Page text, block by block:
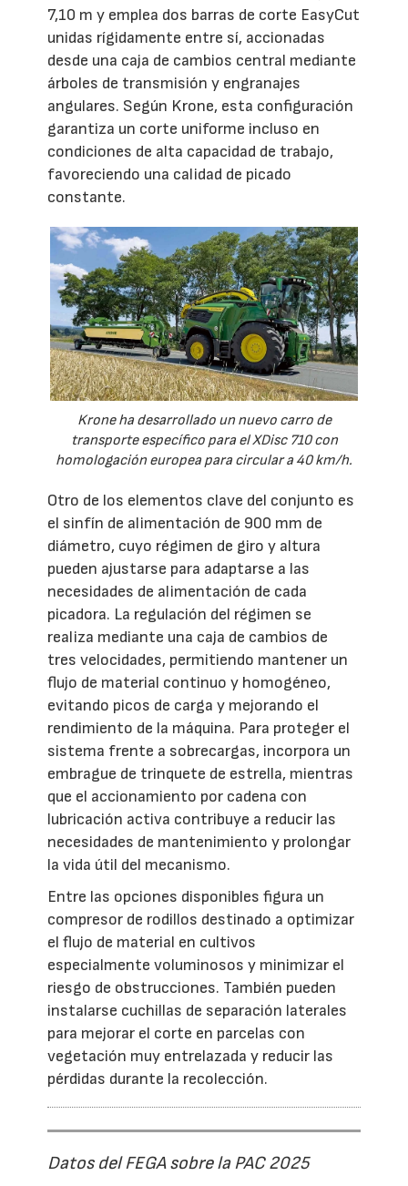
7,10 m y emplea dos barras de corte EasyCut
unidas rígidamente entre sí, accionadas
desde una caja de cambios central mediante
árboles de transmisión y engranajes
angulares. Según Krone, esta configuración
garantiza un corte uniforme incluso en
condiciones de alta capacidad de trabajo,
favoreciendo una calidad de picado
constante.
Krone ha desarrollado un nuevo carro de
transporte específico para el XDisc 710 con
homologación europea para circular a 40 km/h.
Otro de los elementos clave del conjunto es
el sinfín de alimentación de 900 mm de
diámetro, cuyo régimen de giro y altura
pueden ajustarse para adaptarse a las
necesidades de alimentación de cada
picadora. La regulación del régimen se
realiza mediante una caja de cambios de
tres velocidades, permitiendo mantener un
flujo de material continuo y homogéneo,
evitando picos de carga y mejorando el
rendimiento de la máquina. Para proteger el
sistema frente a sobrecargas, incorpora un
embrague de trinquete de estrella, mientras
que el accionamiento por cadena con
lubricación activa contribuye a reducir las
necesidades de mantenimiento y prolongar
la vida útil del mecanismo.
Entre las opciones disponibles figura un
compresor de rodillos destinado a optimizar
el flujo de material en cultivos
especialmente voluminosos y minimizar el
riesgo de obstrucciones. También pueden
instalarse cuchillas de separación laterales
para mejorar el corte en parcelas con
vegetación muy entrelazada y reducir las
pérdidas durante la recolección.
Datos del FEGA sobre la PAC 2025